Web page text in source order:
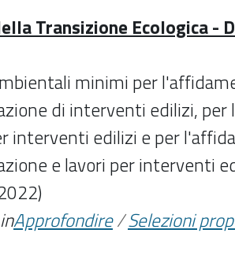
Transizione Ecologica -
minimi per
di interventi edilizi,
interventi edilizi e per
e lavori per interventi
Approfondire/Selezioni